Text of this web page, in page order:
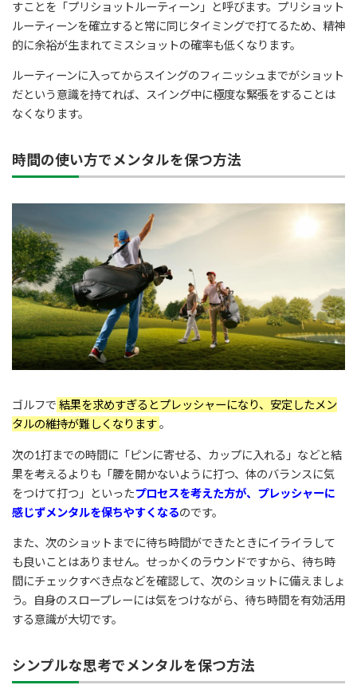
すことを「プリショットルーティーン」と呼びます。プリショット
ルーティーンを確立すると常に同じタイミングで打てるため、精神
的に余裕が生まれてミスショットの確率も低くなります。
ルーティーンに入ってからスイングのフィニッシュまでがショット
だという意識を持てれば、スイング中に極度な緊張をすることは
なくなります。
時間の使い方でメンタルを保つ方法
ゴルフで 結果を求めすぎるとプレッシャーになり、安定したメン
タルの維持が難しくなります。
次の1打までの時間に「ピンに寄せる、カップに入れる」などと結
果を考えるよりも「腰を開かないように打つ、体のバランスに気
をつけて打つ」といったプロセスを考えた方が、プレッシャーに
感じずメンタルを保ちやすくなるのです。
また、次のショットまでに待ち時間ができたときにイライラして
も良いことはありません。せっかくのラウンドですから、待ち時
間にチェックすべき点などを確認して、次のショットに備えましょ
う。自身のスロープレーには気をつけながら、待ち時間を有効活用
する意識が大切です。
シンプルな思考でメンタルを保つ方法